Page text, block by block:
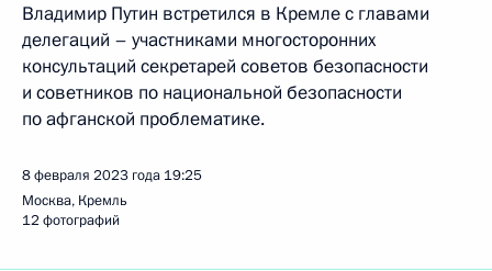
Владимир Путин встретился в Кремле с главами
делегаций – участниками многосторонних
консультаций секретарей советов безопасности
и советников по национальной безопасности
по афганской проблематике.
8 февраля 2023 года 19:25
Москва, Кремль
12 фотографий